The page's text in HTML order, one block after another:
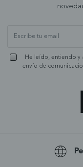
He leído, entiendo y
envío de